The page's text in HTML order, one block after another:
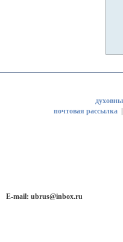
почтовая рассылка|
E-mail: ubrus@inbox.ru